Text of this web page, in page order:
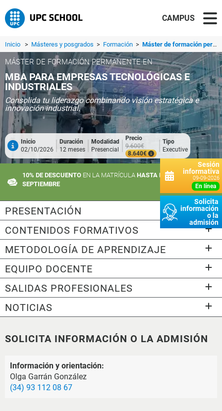
CAMPUS
Inicio > Másteres y posgrados > Formación > Máster de formación permanente en MBA para Empresas Tecnológicas e Industriales
Sesión
informativa
09-09-2026
en línea
Solicita
información
o la
admisión
MÁSTER DE FORMACIÓN PERMANENTE EN
MBA PARA EMPRESAS TECNOLÓGICAS E
INDUSTRIALES
Consolida tu liderazgo combinando visión estratégica e
innovación industrial.
Inicio
02/10/2026
Duración
12 meses
Modalidad
Presencial
Precio
9.600€
8.640€
Tipo
Executive
10% DE DESCUENTO EN LA MATRÍCULA HASTA EL 10 DE
SEPTIEMBRE
PRESENTACIÓN
CONTENIDOS FORMATIVOS
METODOLOGÍA DE APRENDIZAJE
EQUIPO DOCENTE
SALIDAS PROFESIONALES
NOTICIAS
SOLICITA INFORMACIÓN O LA ADMISIÓN
Información y orientación:
Olga Garrán González
(34) 93 112 08 67